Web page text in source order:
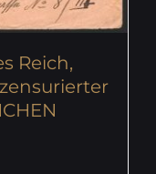
Reich,
zensurierter